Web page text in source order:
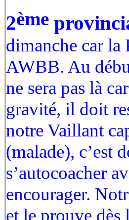
2ème
dimanche car la
AWBB. Au
ne sera pas là
gravité, il doit
notre Vaillant
(malade), c’est
s’autocoacher
encourager.
et le prouve dès